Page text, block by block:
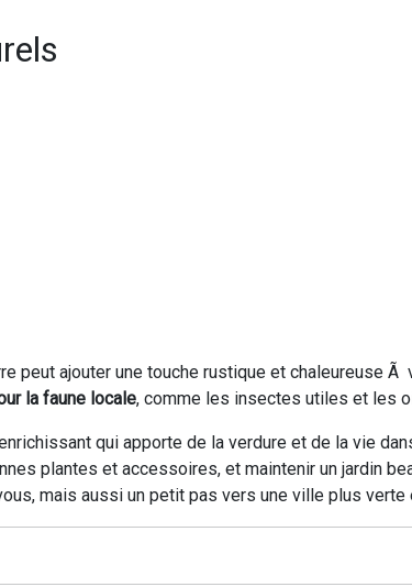
ajouter une touche rustique et chaleureuse Ã
la faune locale, comme les insectes utiles et les
qui apporte de la verdure et de la vie dans
plantes et accessoires, et maintenir un jardin
mais aussi un petit pas vers une ville plus verte